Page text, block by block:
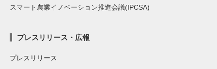
スマート農業イノベーション推進会議(IPCSA)
プレスリリース・広報
プレスリリース